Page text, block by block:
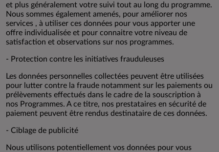
et plus généralement votre suivi tout au long du programme.
Nous sommes également amenés, pour améliorer nos
services , à utiliser ces données pour vous apporter une
offre individualisée et pour connaitre votre niveau de
satisfaction et observations sur nos programmes.
- Protection contre les initiatives frauduleuses
Les données personnelles collectées peuvent être utilisées
pour lutter contre la fraude notamment sur les paiements ou
prélèvements effectués dans le cadre de la souscription à
nos Programmes. A ce titre, nos prestataires en sécurité de
paiement peuvent être rendus destinataire de ces données.
- Ciblage de publicité
Nous utilisons potentiellement vos données pour vous